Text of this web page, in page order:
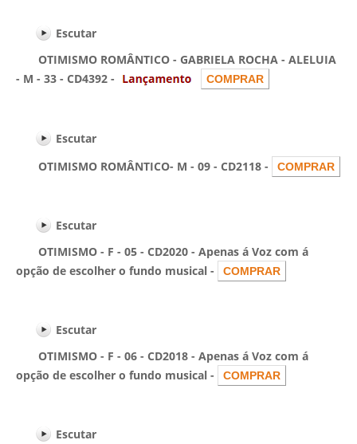
Escutar
OTIMISMO ROMÂNTICO - GABRIELA ROCHA - ALELUIA
- M - 33 - CD4392 -
Escutar
OTIMISMO ROMÂNTICO- M - 09 - CD2118 -
Escutar
OTIMISMO - F - 05 - CD2020 - Apenas á Voz com á
opção de escolher o fundo musical -
Escutar
OTIMISMO - F - 06 - CD2018 - Apenas á Voz com á
opção de escolher o fundo musical -
Escutar